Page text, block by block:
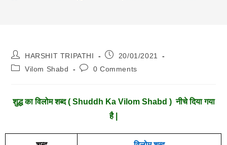
Post
Author:
HARSHIT TRIPATHI
Post20/01/2021
PostVilom Shabd
Post0 Comments
शुद्ध का विलोम शब्द ( Shuddh Ka Vilom Shabd ) नीचे दिया गया
है |